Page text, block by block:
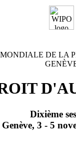
DE LA
Dixième
Genève, 3 - 5